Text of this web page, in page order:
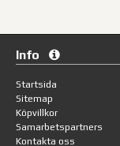
Info
Startsida
Sitemap
Köpvillkor
Samarbetspartners
Kontakta oss